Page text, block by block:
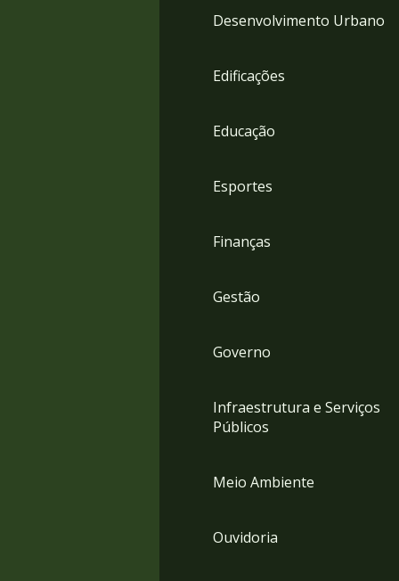
Desenvolvimento Urbano
Edificações
Educação
Esportes
Finanças
Gestão
Governo
Infraestrutura e Serviços
Públicos
Meio Ambiente
Ouvidoria